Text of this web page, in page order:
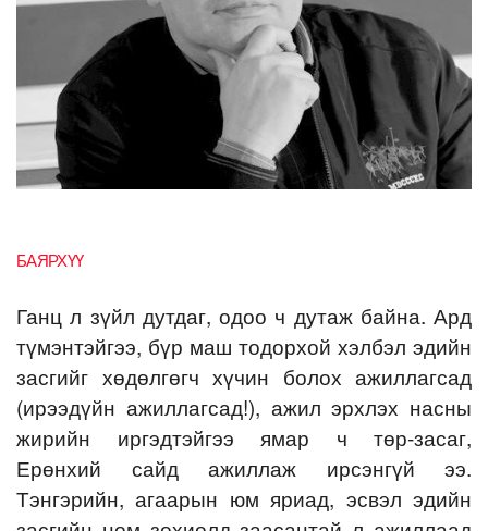
БАЯРХҮҮ
Ганц л зүйл дутдаг, одоо ч дутаж байна. Ард
түмэнтэйгээ, бүр маш тодорхой хэлбэл эдийн
засгийг хөдөлгөгч хүчин болох ажиллагсад
(ирээдүйн ажиллагсад!), ажил эрхлэх насны
жирийн иргэдтэйгээ ямар ч төр-засаг,
Ерөнхий сайд ажиллаж ирсэнгүй ээ.
Тэнгэрийн, агаарын юм яриад, эсвэл эдийн